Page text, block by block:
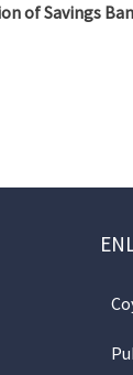
of Savings